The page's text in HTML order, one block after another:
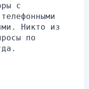
с
Никто из
по